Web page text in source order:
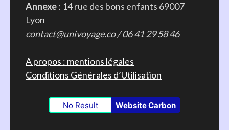
Annexe: 14 rue des bons enfants 69007
Lyon
contact@univoyage.co / 06 41 29 58 46
A propos : mentions légales
Conditions Générales d’Utilisation
No Result Website Carbon